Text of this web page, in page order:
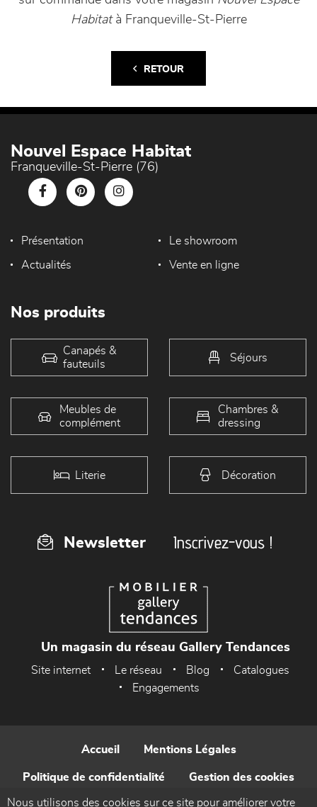
Habitatà Franqueville-St-Pierre
RETOUR
Nouvel Espace Habitat
Franqueville-St-Pierre (76)
Présentation Le showroom
Actualités Vente en ligne
Nos produits
Canapés &
fauteuils
Séjours
Meubles de
complément
Chambres &
dressing
Literie Décoration
Newsletter Inscrivez-vous !
Un magasin du réseau Gallery Tendances
Site internet Le réseau Blog
Catalogues
Engagements
Accueil Mentions Légales
Politique de confidentialité Gestion des cookies
Nous utilisons des cookies sur ce site pour améliorer votre